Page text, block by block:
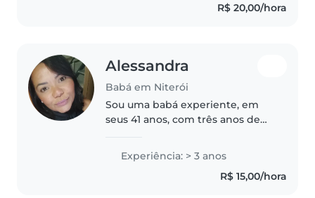
R$ 20,00/hora
Alessandra
Babá em Niterói
Sou uma babá experiente, em
seus 41 anos, com três anos de
adolescentes e crianças em
idade escolar. Tenho um
histórico de trabalho com
Experiência: > 3 anos
R$ 15,00/hora